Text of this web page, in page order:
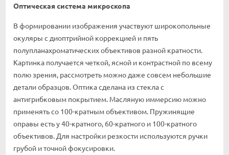
Оптическая система микроскопа
В формировании изображения участвуют широкопольные
окуляры с диоптрийной коррекцией и пять
полупланахроматических объективов разной кратности.
Картинка получается четкой, ясной и контрастной по всему
полю зрения, рассмотреть можно даже совсем небольшие
детали образцов. Оптика сделана из стекла с
антигрибковым покрытием. Масляную иммерсию можно
применять со 100-кратным объективом. Пружинящие
оправы есть у 40-кратного, 60-кратного и 100-кратного
объективов. Для настройки резкости используются ручки
грубой и точной фокусировки.